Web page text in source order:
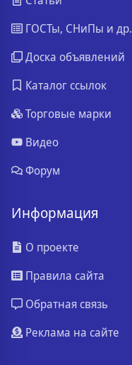
ГОСТы, СНиПы и др.
Доска объявлений
Каталог ссылок
Торговые марки
Видео
Форум
Информация
О проекте
Правила сайта
Обратная связь
Реклама на сайте